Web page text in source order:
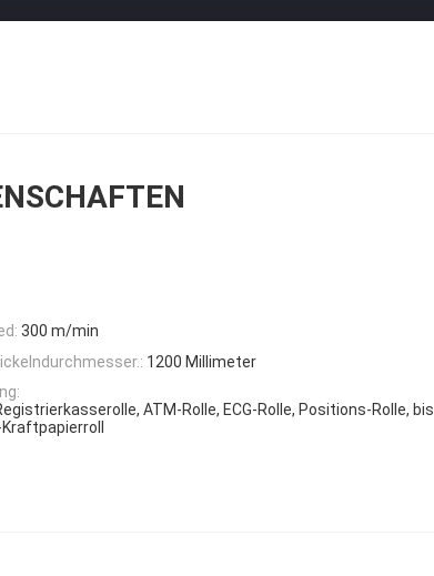
300 m/min
1200 Millimeter
ATM-Rolle, ECG-Rolle, Positions-Rolle, bis
Kraftpapierroll